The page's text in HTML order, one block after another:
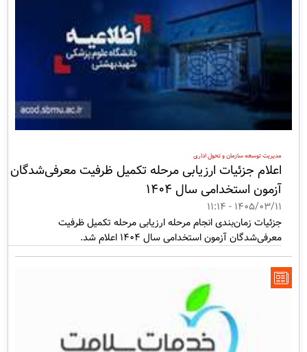
مدیریت توسعه سازمان و تحول اداری
اعلام جزئیات ارزیابی مرحله تکمیل ظرفیت معرفی‌شدگان
آزمون استخدامی سال 1404
1405/03/11 - 11:14
جزئیات زمان‌بندی انجام مرحله ارزیابی مرحله تکمیل ظرفیت
معرفی‌شدگان آزمون استخدامی سال 1404 اعلام شد.